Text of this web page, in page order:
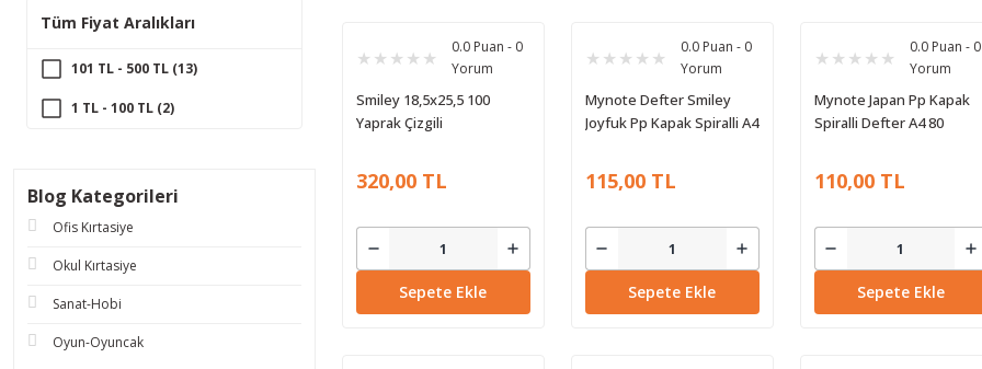
Tüm Fiyat Aralıkları
101 TL - 500 TL (13)
1 TL - 100 TL (2)
Blog Kategorileri
Ofis Kırtasiye
Okul Kırtasiye
Sanat-Hobi
Oyun-Oyuncak
0.0 Puan - 0
Yorum
Smiley 18,5x25,5 100
Yaprak Çizgili
320,00 TL
Sepete Ekle
0.0 Puan - 0
Yorum
Mynote Defter Smiley
Joyfuk Pp Kapak Spiralli A4
115,00 TL
Sepete Ekle
0.0 Puan - 0
Yorum
Mynote Japan Pp Kapak
Spiralli Defter A4 80
110,00 TL
Sepete Ekle